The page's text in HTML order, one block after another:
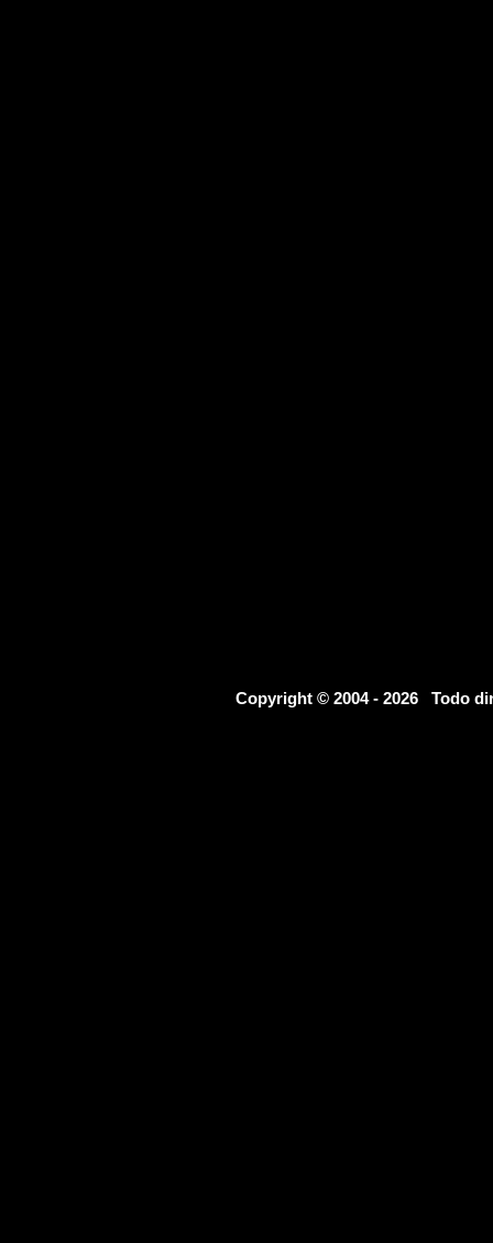
Copyright © 2004 - 2026 Todo